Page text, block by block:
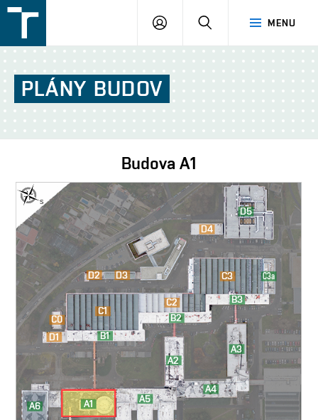
v
Brně
MENU
PŘIHLÁŠENÍ
PLÁNY BUDOV
Budova A1